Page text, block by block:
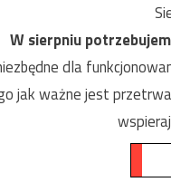
W sierpniu
dla
jak ważne jest